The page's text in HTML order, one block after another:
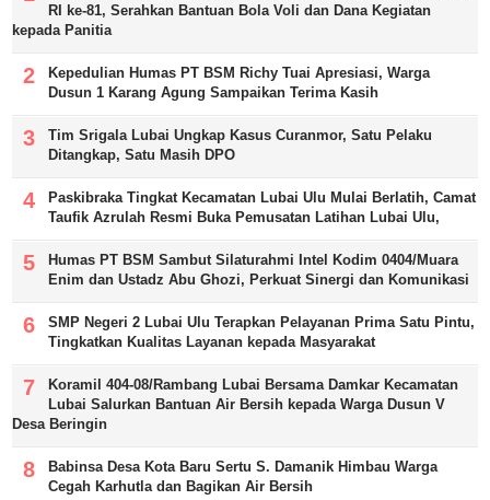
RI ke-81, Serahkan Bantuan Bola Voli dan Dana Kegiatan
kepada Panitia
Kepedulian Humas PT BSM Richy Tuai Apresiasi, Warga
Dusun 1 Karang Agung Sampaikan Terima Kasih
Tim Srigala Lubai Ungkap Kasus Curanmor, Satu Pelaku
Ditangkap, Satu Masih DPO
Paskibraka Tingkat Kecamatan Lubai Ulu Mulai Berlatih, Camat
Taufik Azrulah Resmi Buka Pemusatan Latihan Lubai Ulu,
Humas PT BSM Sambut Silaturahmi Intel Kodim 0404/Muara
Enim dan Ustadz Abu Ghozi, Perkuat Sinergi dan Komunikasi
SMP Negeri 2 Lubai Ulu Terapkan Pelayanan Prima Satu Pintu,
Tingkatkan Kualitas Layanan kepada Masyarakat
Koramil 404-08/Rambang Lubai Bersama Damkar Kecamatan
Lubai Salurkan Bantuan Air Bersih kepada Warga Dusun V
Desa Beringin
Babinsa Desa Kota Baru Sertu S. Damanik Himbau Warga
Cegah Karhutla dan Bagikan Air Bersih